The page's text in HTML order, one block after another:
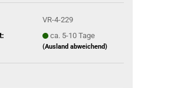
VR-4-229
ca. 5-10 Tage
(Ausland abweichend)